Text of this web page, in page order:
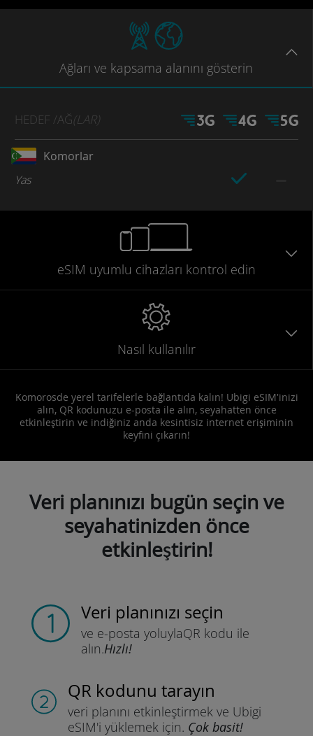
Ağları ve kapsama alanını gösterin
HEDEF /AĞ(LAR)
Komorlar
Yas
eSIM uyumlu cihazları kontrol edin
Nasıl kullanılır
Komorosde yerel tarifelerle bağlantıda kalın! Ubigi eSIM'inizi
alın, QR kodunuzu e-posta ile alın, seyahatten önce
etkinleştirin ve indiğiniz anda kesintisiz internet erişiminin
keyfini çıkarın!
Veri planınızı bugün seçin ve
seyahatinizden önce
etkinleştirin!
Veri planınızı seçin
ve e-posta yoluylaQR kodu ile
alın.Hızlı!
QR kodunu tarayın
veri planını etkinleştirmek ve Ubigi
eSIM'i yüklemek için. Çok basit!